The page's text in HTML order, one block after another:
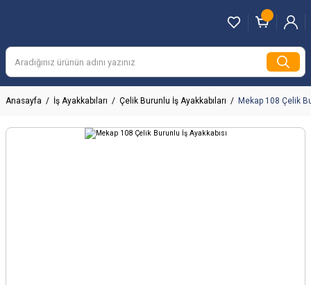
Anasayfa İş Ayakkabıları Çelik Burunlu İş Ayakkabıları Mekap 108 Çelik